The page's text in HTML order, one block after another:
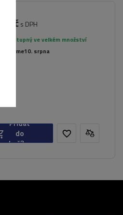
Kč s DPH
dostupný ve velkém množství
zašleme10. srpna
Přidat
do
košíku